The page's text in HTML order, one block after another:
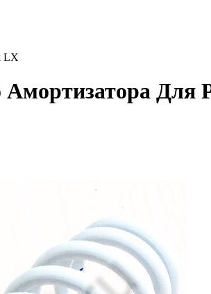
LX
Амортизатора